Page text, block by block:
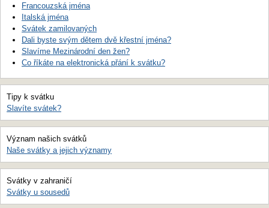
Francouzská jména
Italská jména
Svátek zamilovaných
Dali byste svým dětem dvě křestní jména?
Slavíme Mezinárodní den žen?
Co říkáte na elektronická přání k svátku?
Tipy k svátku
Slavíte svátek?
Význam našich svátků
Naše svátky a jejich významy
Svátky v zahraničí
Svátky u sousedů